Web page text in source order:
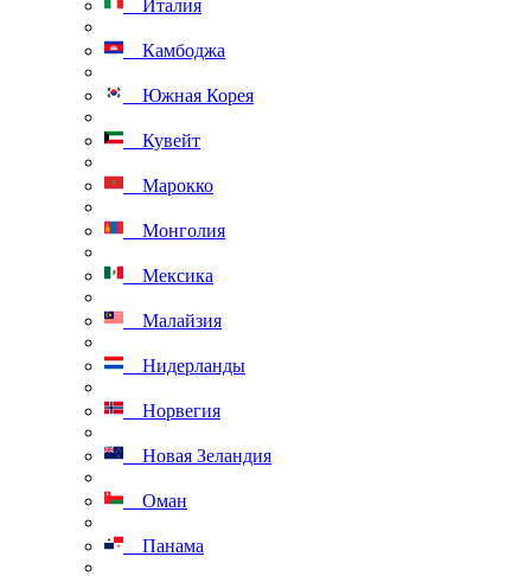
Италия
Камбоджа
Южная Корея
Кувейт
Марокко
Монголия
Мексика
Малайзия
Нидерланды
Норвегия
Новая Зеландия
Оман
Панама